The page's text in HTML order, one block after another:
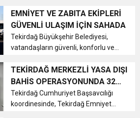
edildiği değerlendirilen para el...
EMNİYET VE ZABITA EKİPLERİ
GÜVENLİ ULAŞIM İÇİN SAHADA
Tekirdağ Büyükşehir Belediyesi,
vatandaşların güvenli, konforlu ve
amacıyla ticari araçlara yönelik
denetimlerini aralıksız sürdürüyor.
Büyükşehir Belediyesi Zabıta D...
TEKİRDAĞ MERKEZLİ YASA DIŞI
BAHİS OPERASYONUNDA 32
KİŞİ TUTUKLANDI
Tekirdağ Cumhuriyet Başsavcılığı
koordinesinde, Tekirdağ Emniyet